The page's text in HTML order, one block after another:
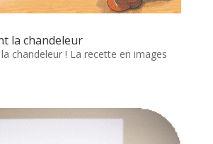
la chandeleur
chandeleur ! La recette en images